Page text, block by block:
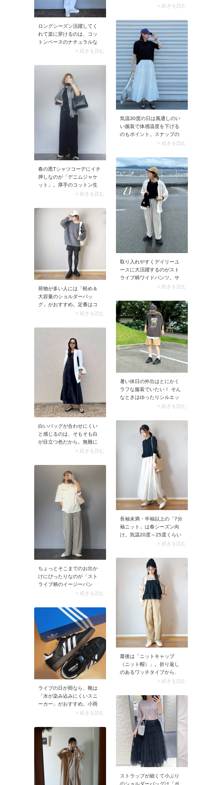
ードルが高く感じるノース
ャケットがあれば着やすい
上に大人っぽい装いに。 ち
なみに、ジャケットはリネ
ンやコットン生地を選ぶと9
月の気候にマッチします。
> 続きを読む
ロングシーズン活躍してく
れて楽に穿けるのは、コッ
トンベースのナチュラルな
イージーパンツ。とはいえ
面倒なこともあるので、で
きるだけシワになりにくそ
うな素材を選んでおきまし
ょう。 コーデをオールホワ
イトでまとめればご近所フ
ァッションもこなれて見え
> 続きを読む
気温30度の日は風通しのい
い服装で体感温度を下げる
のもポイント。スナップの
ようなふんわりティアード
元が涼しげに見えます。コ
ットンやリネンなど夏らし
い素材感を取り入れると、
季節感もおしゃれに楽しめ
ますよ。
> 続きを読む
春の黒Tシャツコーデにイチ
押しなのが「デニムジャケ
ット」。厚手のコットン生
地はシーズンムードにマッ
黒Tシャツにハマります。上
半身がベーシックな重ね着
スタイルにまとまるので、
ボトムには今シーズン主流
のゆったりパンツを合わせ
ましょう。黒Tシャツ×デニ
ムジャケットの王道コーデ
にトレンド感が加わります
よ。
> 続きを読む
取り入れやすくデイリーユ
ースに大活躍するのがスト
ライプ柄ワイドパンツ。サ
ラリとした薄手コットンの
れば、汗をかいても気軽に
お洗濯できるからより便利
です。ストライプパンツは
黒Tシャツ×白シアーシャツ
のコーデを軽やかに盛り上
げたいときにもぴったり。
キャップを取り入れたアメ
カジっぽいラフコーデにも
よく似合いますよ。
> 続きを読む
荷物が多い人には「軽め＆
大容量のショルダーバッ
グ」がおすすめ。定番はコ
ットンやナイロン生地です
ャカシャ音がしないものを
ト・うちわ・オペラグラス
などの推しグッズをはじ
め、アウターがすっぽり収
まるサイズ感だと快適に使
> 続きを読む
暑い休日の外出はとにかく
ラフな服装でいたい！ そん
なときはゆったりシルエッ
トのロゴTシャツにショート
う。ショートパンツもワー
ク感のあるコットンやナイ
ロンなど肌あたりのいい素
材を選ぶと、より快適度が
高まります。
> 続きを読む
白いバッグが合わせにくい
と感じるのは、そもそも白
が目立つ色だから。無難に
決まる黒バッグに比べ、ス
のが理由です。白バッグ初
心者さんにおすすめなのが
「モノトーンカラーの服」
に合わせること。白黒グレ
ーのコーデとなら白のバッ
グが浮きません。全身にま
とまりが生まれ、スタイリ
ングがスッキリとして見え
> 続きを読む
長袖未満・半袖以上の「7分
袖ニット」は春シーズン向
け。気温20度～25度くらい
になる4月に最適です。サラ
イテムであれば5月上旬くら
いまで着用できますよ。
「半袖を着るには少し早
い」、そんな時期がベスト
タイミングです。
> 続きを読む
ちょっとそこまでのお出か
けにぴったりなのが「スト
ライプ柄のイージーパン
ツ」。爽やかなストライプ
み、サマになるカジュアル
コーデが即完成します。
> 続きを読む
最後は「ニットキャップ
（ニット帽）」。折り返し
のあるワッチタイプから、
最近では折り返しのないビ
が移行しています。また冬
専用のイメージがあります
が、今や通年見かけるよう
に。暑い時期はリネンやコ
ットン生地など、夏向き素
材のニットキャップが人
気。湿気が多い日や髪が決
まらないときのお助けアイ
テムとしても役立ちます
よ。
> 続きを読む
ライブの日が雨なら、靴は
「水が染み込みにくいスニ
ーカー」がおすすめ。小雨
～ふつう程度の雨ならレザ
ー、大雨・横殴りの雨なら
はっ水・防水設計の機能性
スニーカーが最適です。反
対に雨の日に不向きなの
が、キャンバス生地・コッ
トン生地のスニーカー。雨
が染み込んでなかなか乾か
ないので避けたほうが無難
> 続きを読む
ストラップが細くて小ぶり
のショルダーバッグは「ポ